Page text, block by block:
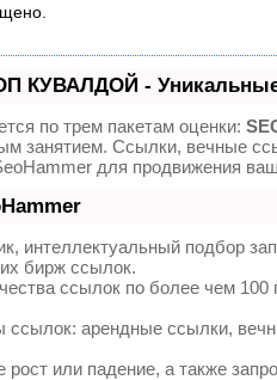
КУВАЛДОЙ - Уникальные
по трем пакетам оценки:
занятием. Ссылки, вечные
для продвижения
интеллектуальный подбор
бирж ссылок.
ссылок по более чем
арендные ссылки,
или падение, а также